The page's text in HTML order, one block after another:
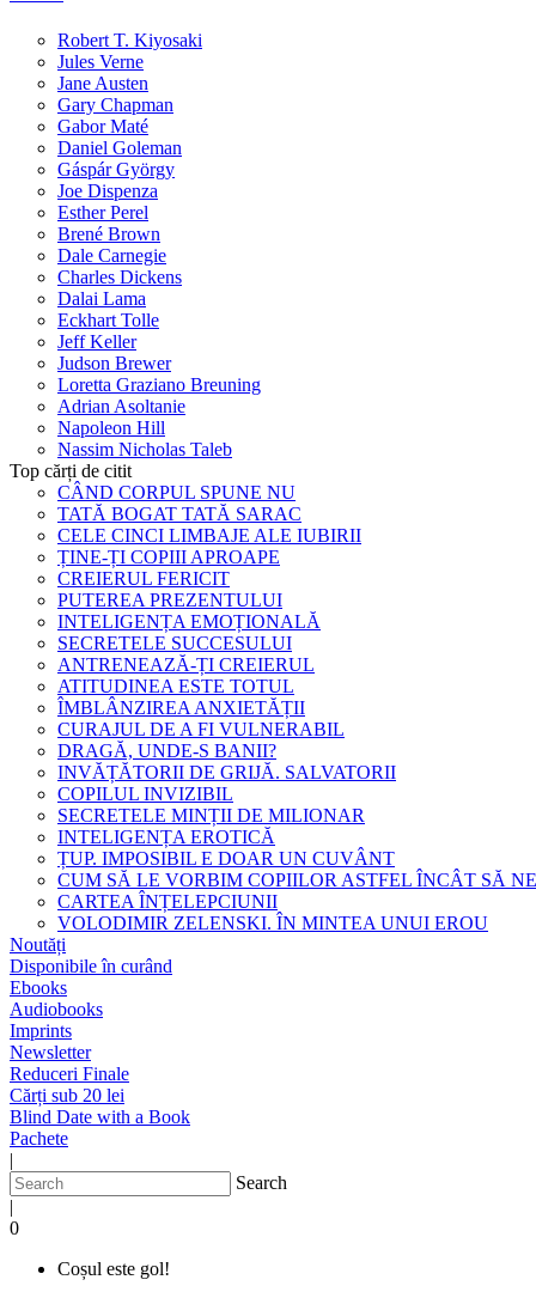
Robert T. Kiyosaki
Jules Verne
Jane Austen
Gary Chapman
Gabor Maté
Daniel Goleman
Gáspár György
Joe Dispenza
Esther Perel
Brené Brown
Dale Carnegie
Charles Dickens
Dalai Lama
Eckhart Tolle
Jeff Keller
Judson Brewer
Loretta Graziano Breuning
Adrian Asoltanie
Napoleon Hill
Nassim Nicholas Taleb
Top cărți de citit
CÂND CORPUL SPUNE NU
TATĂ BOGAT TATĂ SARAC
CELE CINCI LIMBAJE ALE IUBIRII
ȚINE-ȚI COPIII APROAPE
CREIERUL FERICIT
PUTEREA PREZENTULUI
INTELIGENȚA EMOȚIONALĂ
SECRETELE SUCCESULUI
ANTRENEAZĂ-ȚI CREIERUL
ATITUDINEA ESTE TOTUL
ÎMBLÂNZIREA ANXIETĂȚII
CURAJUL DE A FI VULNERABIL
DRAGĂ, UNDE-S BANII?
INVĂȚĂTORII DE GRIJĂ. SALVATORII
COPILUL INVIZIBIL
SECRETELE MINȚII DE MILIONAR
INTELIGENȚA EROTICĂ
ȚUP. IMPOSIBIL E DOAR UN CUVÂNT
CUM SĂ LE VORBIM COPIILOR ASTFEL ÎNCÂT SĂ
CARTEA ÎNȚELEPCIUNII
VOLODIMIR ZELENSKI. ÎN MINTEA UNUI EROU
Noutăți
Disponibile în curând
Ebooks
Audiobooks
Imprints
Newsletter
Reduceri Finale
Cărți sub 20 lei
Blind Date with a Book
Pachete
|
Search
|
0
Coșul este gol!